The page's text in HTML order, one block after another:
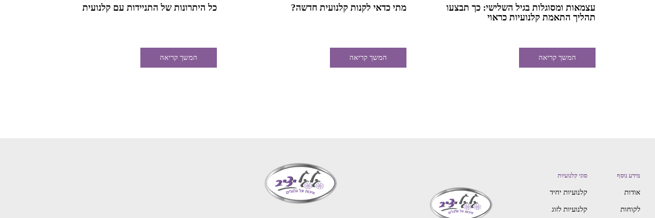
עצמאות ומסוגלות בגיל השלישי: כך תבצעו
תהליך התאמת קלנועיות כראוי
המשך קריאה
מתי כדאי לקנות קלנועית חדשה?
המשך קריאה
כל היתרונות של התניידות עם קלנועית
המשך קריאה
מידע נוסף
אודות
לקוחות
סוגי קלנועיות
קלנועיות יחיד
קלנועיות לזוג